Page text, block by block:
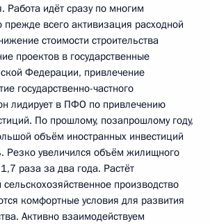
идёт сразу по многим
всего активизация расходной
стоимости строительства
проектов в государственные
Федерации, привлечение
государственно-частного
лидирует в ПФО по привлечению
По прошлому, позапрошлому году,
объём иностранных инвестиций
Резко увеличился объём жилищного
раза за два года. Растёт
производство
комфортные условия для развития
Активно взаимодействуем